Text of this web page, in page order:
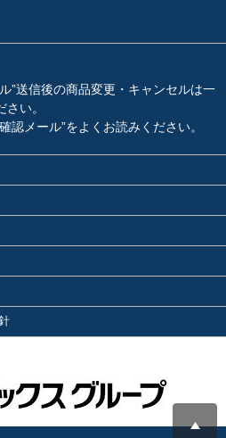
”送信後の商品変更・キャンセルは一
い。
認メール”をよくお読みください。